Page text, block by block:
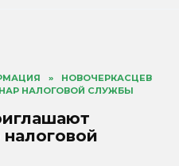
»
НОВОЧЕРКАСЦЕВ
НАЛОГОВОЙ СЛУЖБЫ